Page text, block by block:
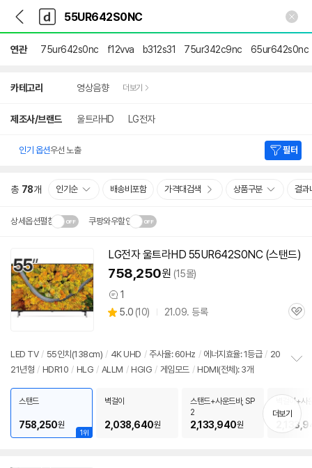
다
나
와
가
기
다
와
메
연관 75ur642s0nc f12vva b312s31 75ur342c9nc 65ur642s0nc
카테고리 영상음향 더보기
제조사/브랜드 울트라HD LG전자
인기 옵션우선 노출 필터
총 78개 인기순 배송비포함 가격대검색 상품구분 결과
상세옵션펼침 쿠팡와우할인
배송·설치비가 달라집니다.
기
LG전자 울트라HD 55UR642S0NC(스탠드)
758,250원 (15몰)
상
품
1
별
5.0 (상
뷰
10) 21.09. 등록
관
LED TV / 55인치(138cm) / 4K UHD / 주사율: 60Hz / 에너지효율: 1등급 / 20
21년형 / HDR10 / HLG / ALLM / HGIG / 게임모드 / HDMI(전체): 3개
펼
치
기
1위
스탠드
758,250원
벽걸이
2,038,640원
스탠드+사운드바, SP
2
2,133,940원
벽걸이+사
2
더보기